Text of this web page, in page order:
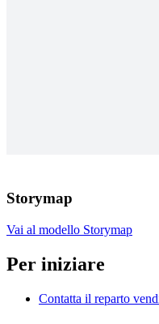
Storymap
Vai al modello Storymap
Per iniziare
Contatta il reparto